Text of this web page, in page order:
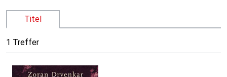
Titel
1 Treffer